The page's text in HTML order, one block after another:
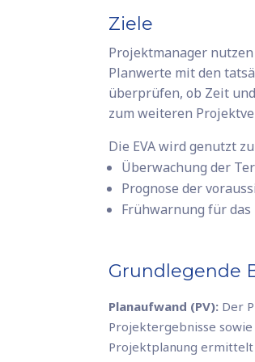
Ziele
Projektmanager
Planwerte mit den
überprüfen, ob Zeit
zum weiteren
Die EVA wird genutzt
Überwachung der
Prognose der
Frühwarnung für
Grundlegende
Planaufwand (PV): Der
Projektergebnisse
Projektplanung